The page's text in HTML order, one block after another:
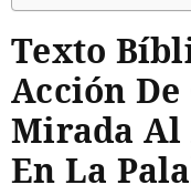
Texto
Acción
Mirada Al
En La